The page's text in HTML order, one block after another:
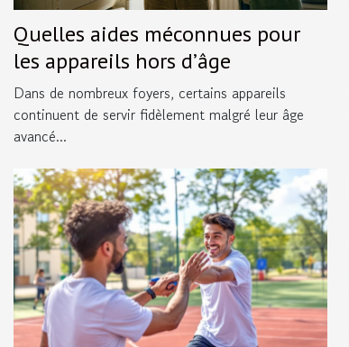
Quelles aides méconnues pour
les appareils hors d’âge
Dans de nombreux foyers, certains appareils
continuent de servir fidèlement malgré leur âge
avancé...